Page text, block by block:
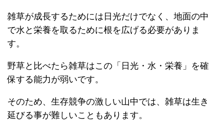
雑草が成長するためには日光だけでなく、地面の中
で水と栄養を取るために根を広げる必要がありま
す。
野草と比べたら雑草はこの「日光・水・栄養」を確
保する能力が弱いです。
そのため、生存競争の激しい山中では、雑草は生き
延びる事が難しいこともあります。